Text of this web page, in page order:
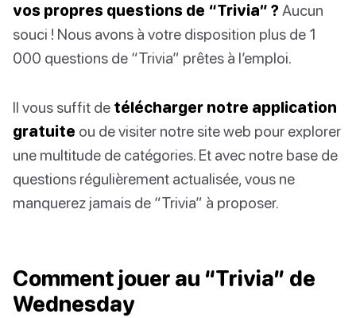
vos propres questions de “Trivia” ?Aucun
souci ! Nous avons à votre disposition plus de 1
000 questions de “Trivia” prêtes à l’emploi.
Il vous suffit de télécharger notre application
gratuite ou de visiter notre site web pour explorer
une multitude de catégories. Et avec notre base de
questions régulièrement actualisée, vous ne
manquerez jamais de “Trivia” à proposer.
Comment jouer au “Trivia” de
Wednesday